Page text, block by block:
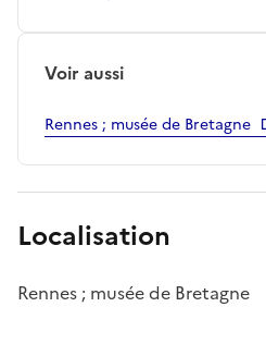
Voir aussi
Rennes ; musée de Bretagne
Localisation
Rennes ; musée de Bretagne